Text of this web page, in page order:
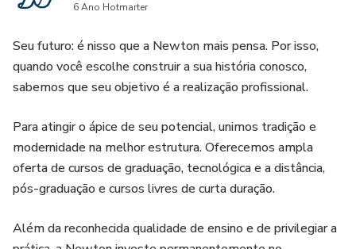
6 Ano Hotmarter
Seu futuro: é nisso que a Newton mais pensa. Por isso,
quando você escolhe construir a sua história conosco,
sabemos que seu objetivo é a realização profissional.
Para atingir o ápice de seu potencial, unimos tradição e
modernidade na melhor estrutura. Oferecemos ampla
oferta de cursos de graduação, tecnológica e a distância,
pós-graduação e cursos livres de curta duração.
Além da reconhecida qualidade de ensino e de privilegiar a